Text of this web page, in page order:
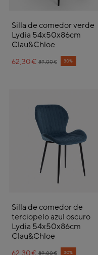
Silla de comedor verde
Lydia 54x50x86cm
Clau&Chloe
Price reduced from
89,00€
to 30%
62,30€
Silla de comedor de
terciopelo azul oscuro
Lydia 54x50x86cm
Clau&Chloe
Price reduced from
89,00€
to 30%